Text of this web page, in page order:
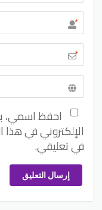
*
*
احفظ اسمي،
الإلكتروني في هذا
في تعليقي.
إرسال التعليق